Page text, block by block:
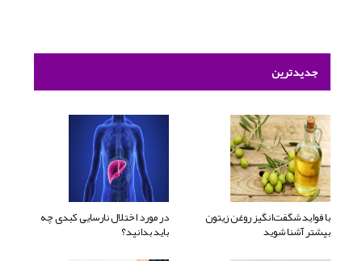
جدیدترین
با فواید شگفت‌انگیز روغن زیتون
بیشتر آشنا شوید
در مورد اختلال نارسایی کبدی چه
باید بدانید؟